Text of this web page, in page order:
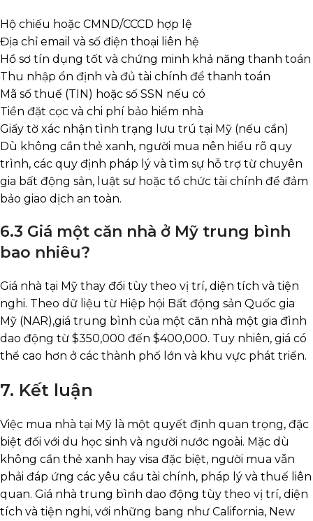
Hộ chiếu hoặc CMND/CCCD hợp lệ
Địa chỉ email và số điện thoại liên hệ
Hồ sơ tín dụng tốt và chứng minh khả năng thanh toán
Thu nhập ổn định và đủ tài chính để thanh toán
Mã số thuế (TIN) hoặc số SSN nếu có
Tiền đặt cọc và chi phí bảo hiểm nhà
Giấy tờ xác nhận tình trạng lưu trú tại Mỹ (nếu cần)
Dù không cần thẻ xanh, người mua nên hiểu rõ quy
trình, các quy định pháp lý và tìm sự hỗ trợ từ chuyên
gia bất động sản, luật sư hoặc tổ chức tài chính để đảm
bảo giao dịch an toàn.
6.3 Giá một căn nhà ở Mỹ trung bình
bao nhiêu?
Giá nhà tại Mỹ thay đổi tùy theo vị trí, diện tích và tiện
nghi. Theo dữ liệu từ Hiệp hội Bất động sản Quốc gia
Mỹ (NAR),giá trung bình của một căn nhà một gia đình
dao động từ $350,000 đến $400,000. Tuy nhiên, giá có
thể cao hơn ở các thành phố lớn và khu vực phát triển.
7. Kết luận
Việc mua nhà tại Mỹ là một quyết định quan trọng, đặc
biệt đối với du học sinh và người nước ngoài. Mặc dù
không cần thẻ xanh hay visa đặc biệt, người mua vẫn
phải đáp ứng các yêu cầu tài chính, pháp lý và thuế liên
quan. Giá nhà trung bình dao động tùy theo vị trí, diện
tích và tiện nghi, với những bang như California, New